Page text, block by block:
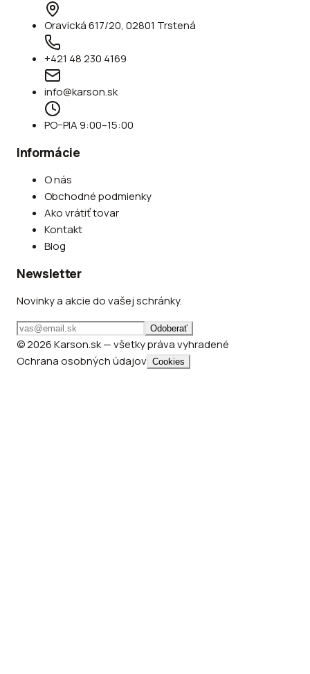
Oravická 617/20, 02801 Trstená
+421 48 230 4169
info@karson.sk
PO–PIA 9:00–15:00
Informácie
O nás
Obchodné podmienky
Ako vrátiť tovar
Kontakt
Blog
Newsletter
Novinky a akcie do vašej schránky.
Odoberať
© 2026 Karson.sk — všetky práva vyhradené
Ochrana osobných údajov Cookies